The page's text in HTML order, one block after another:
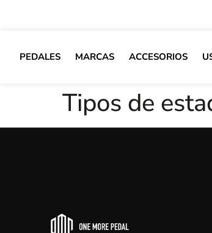
PEDALES MARCAS ACCESORIOS
Tipos de